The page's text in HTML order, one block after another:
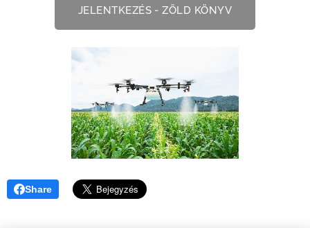
JELENTKEZÉS - ZÖLD KÖNYV
Share